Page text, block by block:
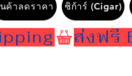
ค้าลดราคา ซิก้าร์ (Cigar)